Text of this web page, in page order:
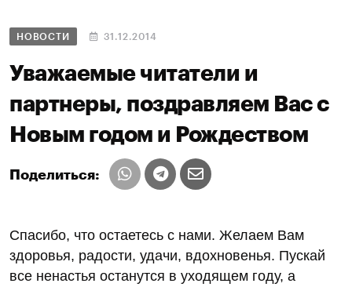
НОВОСТИ 31.12.2014
Уважаемые читатели и
партнеры, поздравляем Вас с
Новым годом и Рождеством
Поделиться:
Спасибо, что остаетесь с нами. Желаем Вам
здоровья, радости, удачи, вдохновенья. Пускай
все ненастья останутся в уходящем году, а